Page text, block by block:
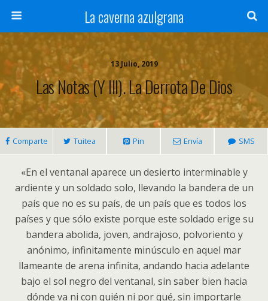
La caverna azulgrana
13 Julio, 2019
Las Notas (y III). La Derrota De Dios
Comparte Tuitea Pin Envía SMS
«En el ventanal aparece un desierto interminable y
ardiente y un soldado solo, llevando la bandera de un
país que no es su país, de un país que es todos los
países y que sólo existe porque este soldado erige su
bandera abolida, joven, andrajoso, polvoriento y
anónimo, infinitamente minúsculo en aquel mar
llameante de arena infinita, andando hacia adelante
bajo el sol negro del ventanal, sin saber bien hacia
dónde va ni con quién ni por qué, sin importarle